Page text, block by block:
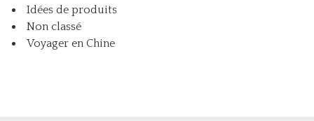
Idées de produits
Non classé
Voyager en Chine